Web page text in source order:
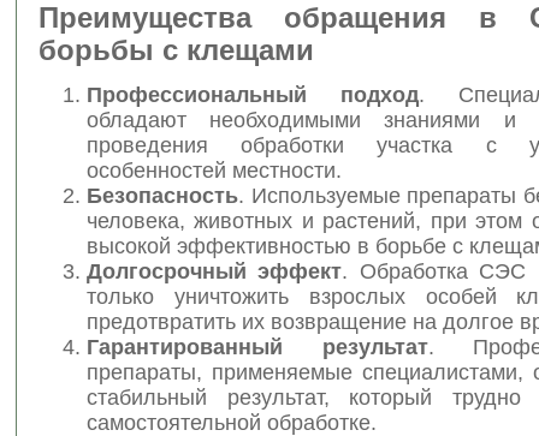
Преимущества обращения в
борьбы с клещами
Профессиональный подход.
обладают необходимыми знаниями и
проведения обработки участка с
особенностей местности.
Безопасность. Используемые препараты
человека, животных и растений, при этом
высокой эффективностью в борьбе с
Долгосрочный эффект. Обработка СЭС
только уничтожить взрослых особей
предотвратить их возвращение на долгое
Гарантированный результат.
препараты, применяемые специалистами,
стабильный результат, который
самостоятельной обработке.